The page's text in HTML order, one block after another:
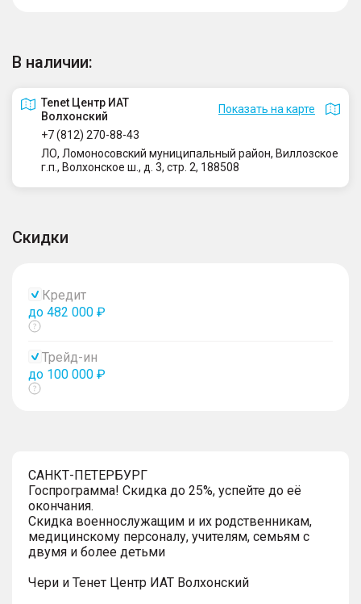
В наличии:
Tenet Центр ИАТ
Волхонский
Показать на карте
+7 (812) 270-88-43
ЛО, Ломоносовский муниципальный район, Виллозское
г.п., Волхонское ш., д. 3, стр. 2, 188508
Скидки
Кредит
до 482 000 ₽
Показать
Трейд-ин
до 100 000 ₽
Показать
САНКТ-ПЕТЕРБУРГ
Госпрограмма! Скидка до 25%, успейте до её
окончания.
Скидка военнослужащим и их родственникам,
медицинскому персоналу, учителям, семьям с
двумя и более детьми
Чери и Тенет Центр ИАТ Волхонский